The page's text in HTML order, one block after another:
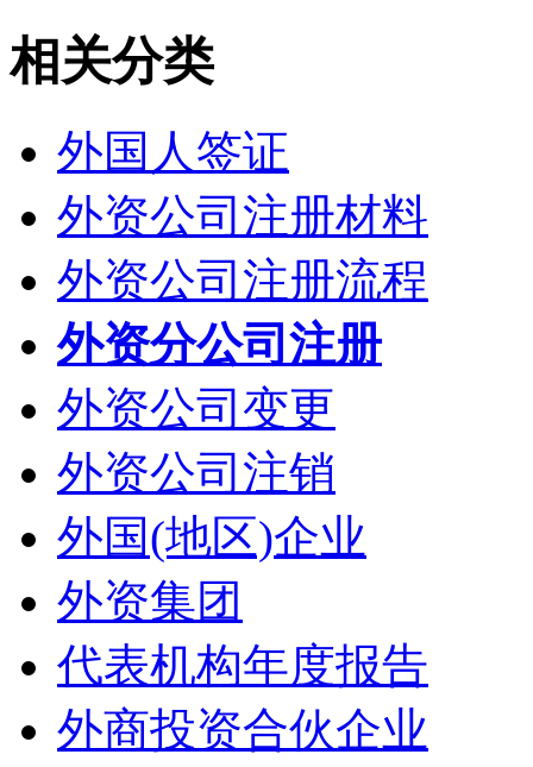
相关分类
外国人签证
外资公司注册材料
外资公司注册流程
外资分公司注册
外资公司变更
外资公司注销
外国(地区)企业
外资集团
代表机构年度报告
外商投资合伙企业